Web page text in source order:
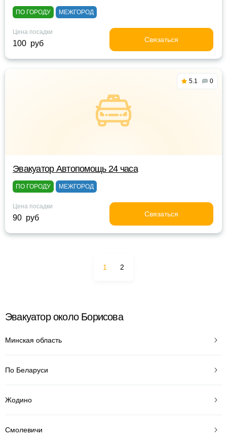
ПО ГОРОДУ МЕЖГОРОД
Цена посадки
100 руб Связаться
5.1 0
Эвакуатор Автопомощь 24 часа
ПО ГОРОДУ МЕЖГОРОД
Цена посадки
90 руб Связаться
1 2
Эвакуатор около Борисова
Минская область
По Беларуси
Жодино
Смолевичи